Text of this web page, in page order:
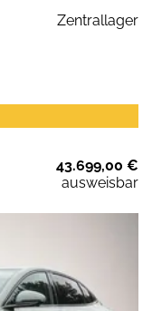
Zentrallager
43.699,00 €
ausweisbar